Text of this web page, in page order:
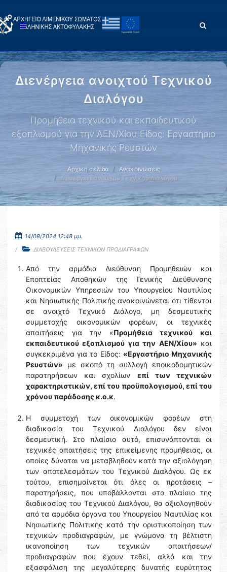
Διενέργεια ανοιχτού Τεχνικού
Διαλόγου
Προμήθεια τεχνικού και εκπαιδευτικού
εξοπλισμού για την ΑΕΝ/Χίου Είδος: Εργαστήριο
Μηχανικής Ρευστών
Αρχική σελίδα
Ανακοινώσεις
Διενέργεια ανοιχτού Τεχνικού Διαλόγου
14/08/2024 12:48 μμ.
ΔΙΑΒΟΥΛΕΥΣΕΙΣ ΤΕΧΝΙΚΩΝ ΠΡΟΔΙΑΓΡΑΦΩΝ
Από την αρμόδια Διεύθυνση Προμηθειών και
Εποπτείας Αποθηκών της Γενικής Διεύθυνσης
Οικονομικών Υπηρεσιών του Υπουργείου Ναυτιλίας
και Νησιωτικής Πολιτικής ανακοινώνεται ότι τίθενται
σε ανοιχτό Τεχνικό Διάλογο, μη δεσμευτικής
συμμετοχής οικονομικών φορέων, οι τεχνικές
απαιτήσεις για την «Προμήθεια τεχνικού και
εκπαιδευτικού εξοπλισμού για την ΑΕΝ/Χίου» και
συγκεκριμένα για το Είδος: «Εργαστήριο Μηχανικής
Ρευστών» με σκοπό τη συλλογή εποικοδομητικών
παρατηρήσεων και σχολίων επί των τεχνικών
χαρακτηριστικών, επί του προϋπολογισμού, επί του
χρόνου παράδοσης κ.ο.κ.
H συμμετοχή των οικονομικών φορέων στη
διαδικασία του Τεχνικού Διαλόγου δεν είναι
δεσμευτική. Στο πλαίσιο αυτό, επισυνάπτονται οι
τεχνικές απαιτήσεις της επικείμενης προμήθειας, οι
οποίες δύναται να μεταβληθούν κατά την αξιολόγηση
των αποτελεσμάτων του Τεχνικού Διαλόγου. Ως εκ
τούτου, επισημαίνεται ότι όλες οι προτάσεις –
παρατηρήσεις, που υποβάλλονται στο πλαίσιο της
διαδικασίας του Τεχνικού Διαλόγου, θα αξιολογηθούν
από τα αρμόδια όργανα του Υπουργείου Ναυτιλίας και
Νησιωτικής Πολιτικής κατά την οριστικοποίηση των
τεχνικών προδιαγραφών, με γνώμονα τη βέλτιστη
ικανοποίηση των τεχνικών απαιτήσεων/
προδιαγραφών που έχουν τεθεί, αλλά και την
εξασφάλιση της μεγαλύτερης δυνατής ευρύτητας